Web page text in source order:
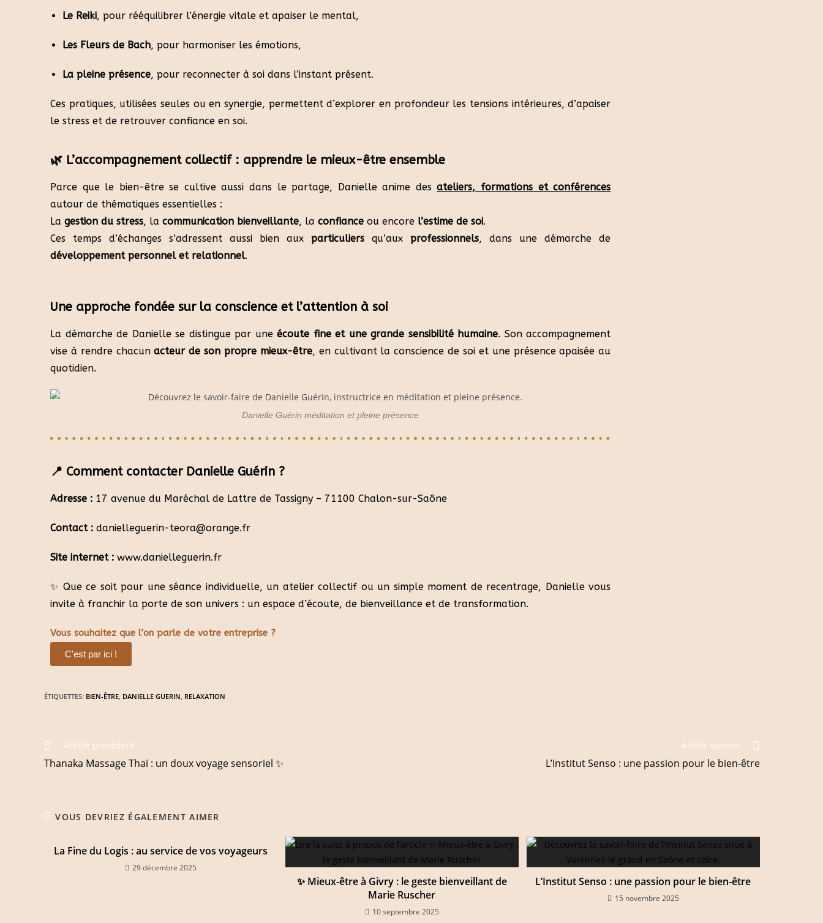
Le Reiki, pour rééquilibrer l’énergie vitale et apaiser le mental,
Les Fleurs de Bach, pour harmoniser les émotions,
La pleine présence, pour reconnecter à soi dans l’instant présent.
Ces pratiques, utilisées seules ou en synergie, permettent d’explorer en profondeur les tensions intérieures, d’apaiser
le stress et de retrouver confiance en soi.
🌿 L’accompagnement collectif : apprendre le mieux-être ensemble
Parce que le bien-être se cultive aussi dans le partage, Danielle anime desateliers, formations et conférences
autour de thématiques essentielles :
La gestion du stress, la communication bienveillante, la confiance ou encore l’estime de soi.
Ces temps d’échanges s’adressent aussi bien auxparticuliers qu’auxprofessionnels, dans une démarche de
développement personnel et relationnel.
Une approche fondée sur la conscience et l’attention à soi
La démarche de Danielle se distingue par uneécoute fine et une grande sensibilité humaine. Son accompagnement
vise à rendre chacunacteur de son propre mieux-être, en cultivant la conscience de soi et une présence apaisée au
quotidien.
Danielle Guérin méditation et pleine présence
📍 Comment contacter Danielle Guérin ?
Adresse : 17 avenue du Maréchal de Lattre de Tassigny – 71100 Chalon-sur-Saône
Contact : danielleguerin-teora@orange.fr
Site internet : www.danielleguerin.fr
✨ Que ce soit pour une séance individuelle, un atelier collectif ou un simple moment de recentrage, Danielle vous
invite à franchir la porte de son univers : un espace d’écoute, de bienveillance et de transformation.
Vous souhaitez que l’on parle de votre entreprise ?
C'est par ici !
ÉTIQUETTES: BIEN-ÊTRE, DANIELLE GUERIN, RELAXATION
Article précédent
Thanaka Massage Thaï : un doux voyage sensoriel ✨
Article suivant
L’Institut Senso : une passion pour le bien-être
VOUS DEVRIEZ ÉGALEMENT AIMER
La Fine du Logis : au service de vos voyageurs
29 décembre 2025
✨ Mieux-être à Givry : le geste bienveillant de
Marie Ruscher
10 septembre 2025
L’Institut Senso : une passion pour le bien-être
15 novembre 2025